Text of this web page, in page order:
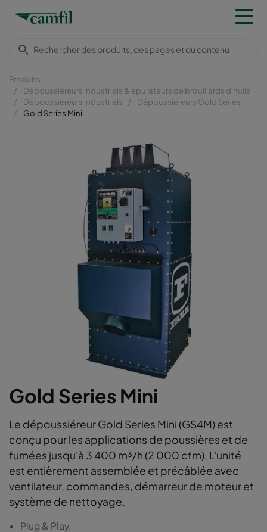
Produits
Dépoussiéreurs industriels & épurateurs de brouillards d'huile
Dépoussiéreurs industriels
Dépoussiéreurs Gold Series
Gold Series Mini
Gold Series Mini
Le dépoussiéreur Gold Series Mini (GS4M) est
conçu pour les applications de poussières et de
fumées jusqu'à 3 400 m³/h (2 000 cfm). L'unité
est entièrement assemblée et précâblée avec
ventilateur, commandes, démarreur de moteur et
système de nettoyage.
Plug & Play.